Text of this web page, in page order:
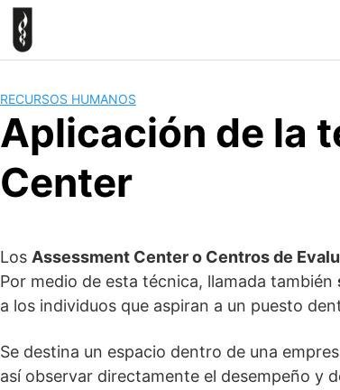
RECURSOS HUMANOS
Aplicación de la
Center
Los Assessment Center o Centros de
Por medio de esta técnica, llamada también
a los individuos que aspiran a un puesto
Se destina un espacio dentro de una
así observar directamente el desempeño y